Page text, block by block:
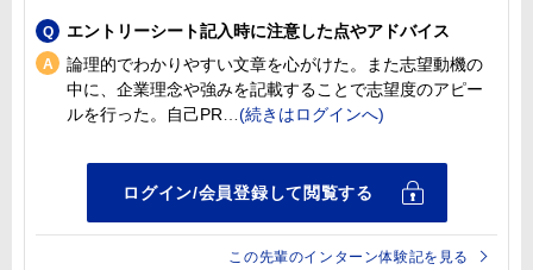
エントリーシート記入時に注意した点やアドバイス
論理的でわかりやすい文章を心がけた。また志望動機の
中に、企業理念や強みを記載することで志望度のアピー
ルを行った。自己PR
この先輩のインターン体験記を見る